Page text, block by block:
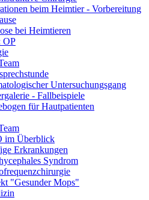
beim Heimtier - Vorbereitung
bei Heimtieren
OP
Untersuchungsgang
- Fallbeispiele
für Hautpatienten
im Überblick
Erkrankungen
Syndrom
"Gesunder Mops"